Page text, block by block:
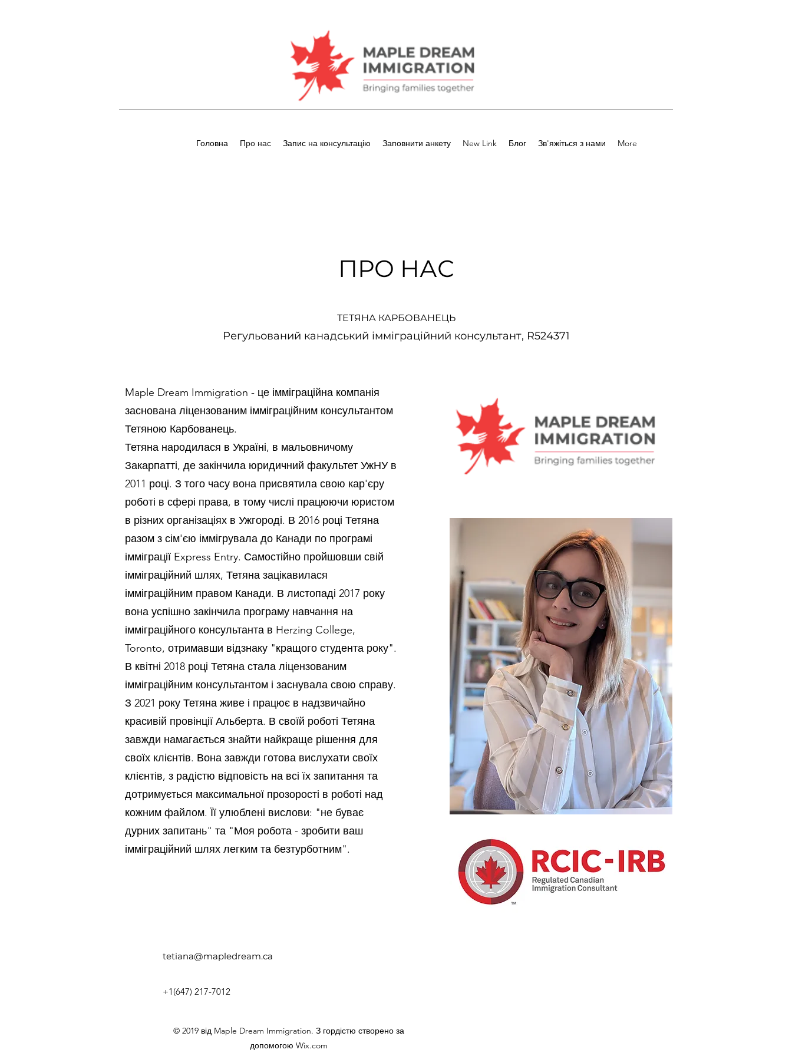
Головна Про нас Запис на консультацію Заповнити анкету New Link Блог Зв'яжіться з нами More
ПРО НАС
ТЕТЯНА КАРБОВАНЕЦЬ
Регульований канадський імміграційний консультант, R524371
Maple Dream Immigration - це імміграційна компанія
заснована ліцензованим імміграційним консультантом
Тетяною Карбованець.
Тетяна народилася в Україні, в мальовничому
Закарпатті, де закінчила юридичний факультет УжНУ в
2011 році. З того часу вона присвятила свою кар'єру
роботі в сфері права, в тому числі працюючи юристом
в різних організаціях в Ужгороді. В 2016 році Тетяна
разом з сім'єю іммігрувала до Канади по програмі
імміграції Express Entry. Самостійно пройшовши свій
імміграційний шлях, Тетяна зацікавилася
імміграційним правом Канади. В листопаді 2017 року
вона успішно закінчила програму навчання на
імміграційного консультанта в Herzing College,
Toronto, отримавши відзнаку "кращого студента року".
В квітні 2018 році Тетяна стала ліцензованим
імміграційним консультантом і заснувала свою справу.
З 2021 року Тетяна живе і працює в надзвичайно
красивій провінції Альберта. В своїй роботі Тетяна
завжди намагається знайти найкраще рішення для
своїх клієнтів. Вона завжди готова вислухати своїх
клієнтів, з радістю відповість на всі їх запитання та
дотримується максимальної прозорості в роботі над
кожним файлом. Її улюблені вислови: "не буває
дурних запитань" та "Моя робота - зробити ваш
імміграційний шлях легким та безтурботним".
tetiana@mapledream.ca
+1(647) 217-7012
© 2019 від Maple Dream Immigration. З гордістю створено за
допомогою Wix.com